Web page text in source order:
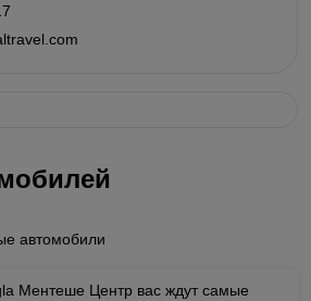
автомобили
Ментеше Центр вас ждут самые